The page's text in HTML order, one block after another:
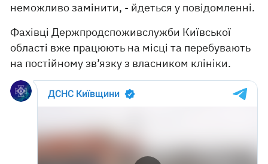
неможливо замінити, - йдеться у повідомленні.
Фахівці Держпродспоживслужби Київської
області вже працюють на місці та перебувають
на постійному зв’язку з власником клініки.